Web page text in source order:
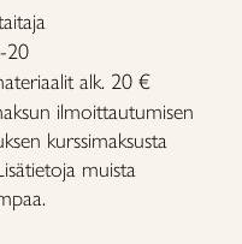
20
alk. 20 €
ilmoittautumisen
kurssimaksusta
muista